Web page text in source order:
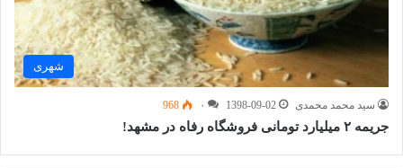
شهری
سید محمد محمدی 1398-09-02 ۰ 968
جریمه ۲ میلیارد تومانی فروشگاه رفاه در مشهد!